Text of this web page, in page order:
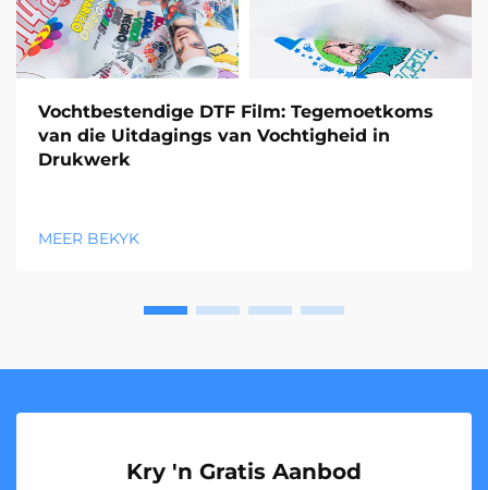
Vochtbestendige DTF Film: Tegemoetkoms
van die Uitdagings van Vochtigheid in
Drukwerk
MEER BEKYK
Kry 'n Gratis Aanbod